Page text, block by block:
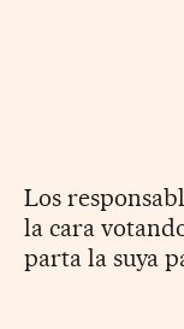
Los
la cara
parta la suya